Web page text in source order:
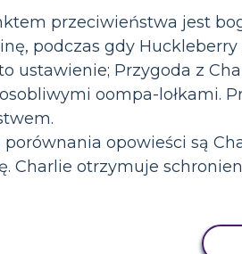
przeciwieństwa jest
podczas gdy
ustawienie; Przygoda z
oompa-lołkami.
opowieści są
Charlie otrzymuje